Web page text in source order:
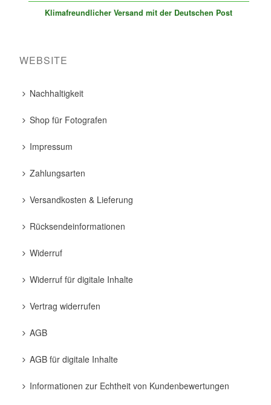
Klimafreundlicher Versand mit der Deutschen Post
WEBSITE
Nachhaltigkeit
Shop für Fotografen
Impressum
Zahlungsarten
Versandkosten & Lieferung
Rücksendeinformationen
Widerruf
Widerruf für digitale Inhalte
Vertrag widerrufen
AGB
AGB für digitale Inhalte
Informationen zur Echtheit von Kundenbewertungen